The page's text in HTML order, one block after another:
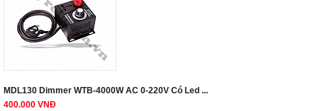
MDL130 Dimmer WTB-4000W AC 0-220V Có Led ...
400.000 VNĐ